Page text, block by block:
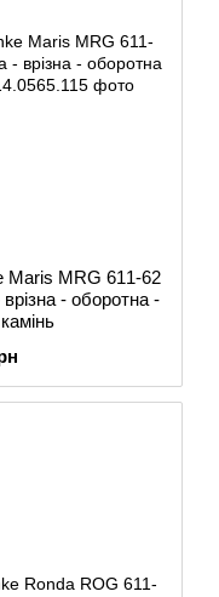
Maris MRG 611-62
- оборотна -